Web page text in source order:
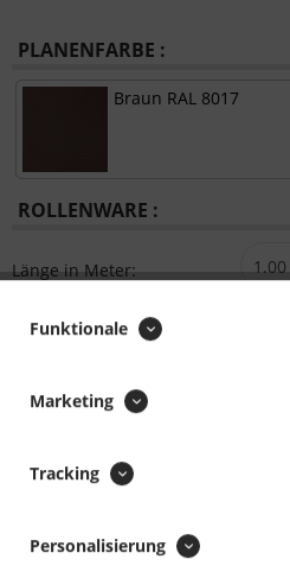
PLANENFARBE :
Braun RAL 8017
ROLLENWARE :
Länge in Meter:
Gesamtpreis:
BEMERKUNG (GRÖSSE/
Fensters bzw. der Tür.
Funktionale
Marketing
Tracking
Personalisierung